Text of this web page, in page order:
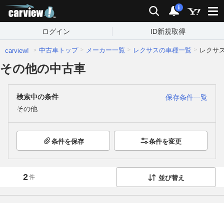
検索 通知
i
ログイン ID新規取得
carview! 中古車トップ メーカー一覧 レクサスの車種一覧 レクサ
その他の中古車
検索中の条件
保存条件一覧
その他
条件を保存 条件を変更
2件 並び替え